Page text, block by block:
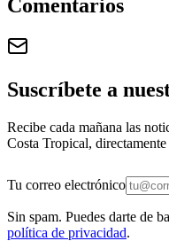
Comentarios
Suscríbete a
Recibe cada mañana las
Costa Tropical,
Tu correo electrónico
Sin spam. Puedes darte de
política de privacidad.